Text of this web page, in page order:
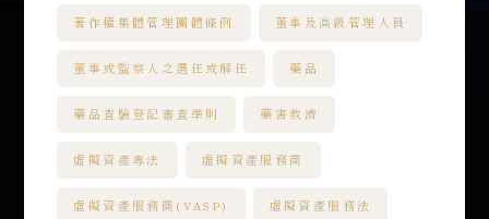
著作權集體管理團體條例 董事及高級管理人員
董事或監察人之選任或解任 藥品
藥品查驗登記審查準則 藥害救濟
虛擬資產專法 虛擬資產服務商
虛擬資產服務商(VASP) 虛擬資產服務法